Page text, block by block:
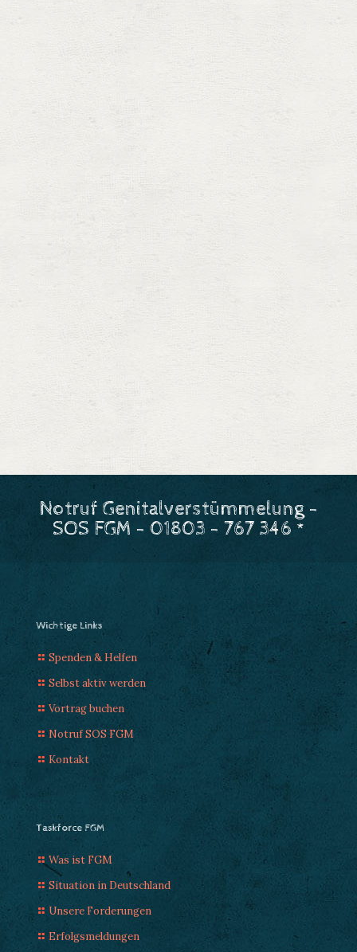
Notruf Genitalverstümmelung -
SOS FGM - 01803 - 767 346 *
Wichtige Links
Spenden & Helfen
Selbst aktiv werden
Vortrag buchen
Notruf SOS FGM
Kontakt
Taskforce FGM
Was ist FGM
Situation in Deutschland
Unsere Forderungen
Erfolgsmeldungen